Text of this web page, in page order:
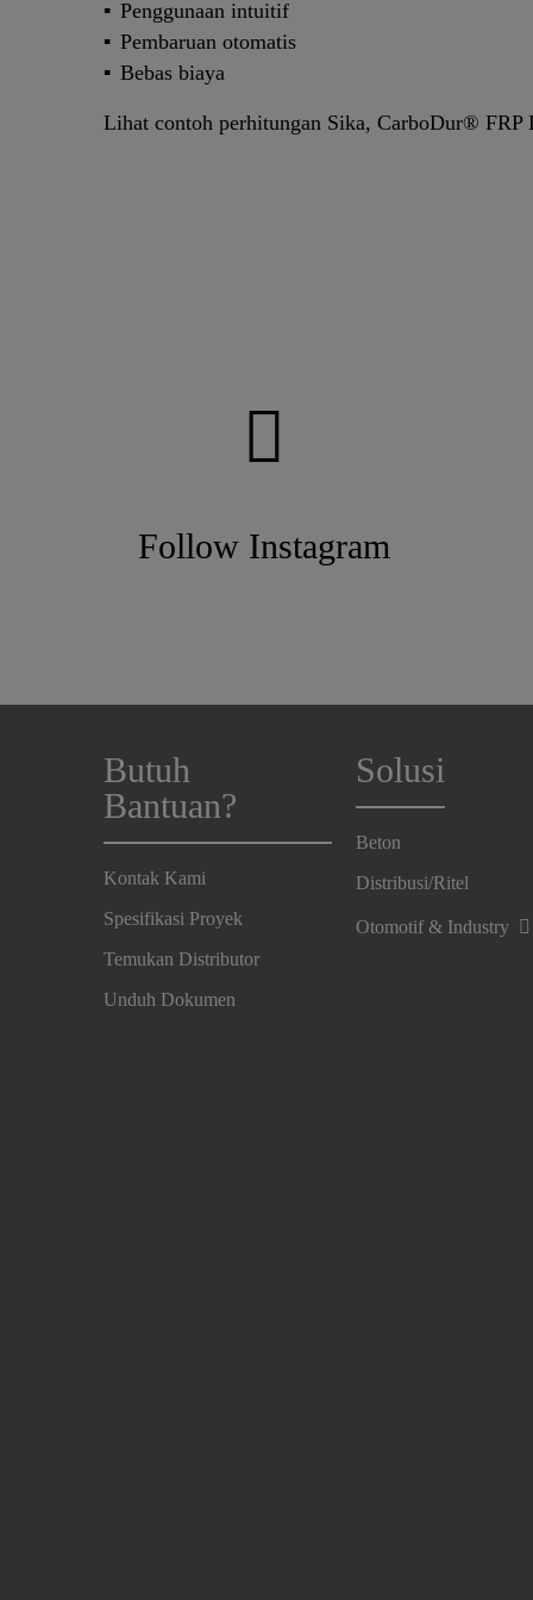
Penggunaan intuitif
Pembaruan otomatis
Bebas biaya
Lihat contoh perhitungan Sika, CarboDur® FRP
Follow Instagram
Butuh
Bantuan?
Kontak Kami
Spesifikasi Proyek
Temukan Distributor
Unduh Dokumen
Solusi
Beton
Distribusi/Ritel
Otomotif & Industry